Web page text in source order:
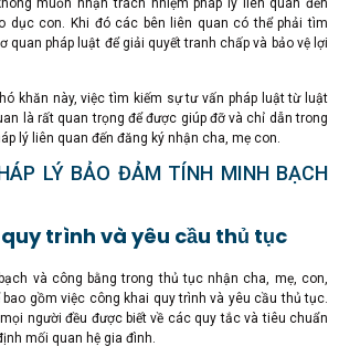
dục con. Khi đó các bên liên quan có thể phải tìm
quan pháp luật để giải quyết tranh chấp và bảo vệ lợi
khăn này, việc tìm kiếm sự tư vấn pháp luật từ luật
là rất quan trọng để được giúp đỡ và chỉ dẫn trong
lý liên quan đến đăng ký nhận cha, mẹ con.
LÝ BẢO ĐẢM TÍNH MINH BẠCH
quy trình và yêu cầu thủ tục
và công bằng trong thủ tục nhận cha, mẹ, con,
bao gồm việc công khai quy trình và yêu cầu thủ tục.
người đều được biết về các quy tắc và tiêu chuẩn
mối quan hệ gia đình.